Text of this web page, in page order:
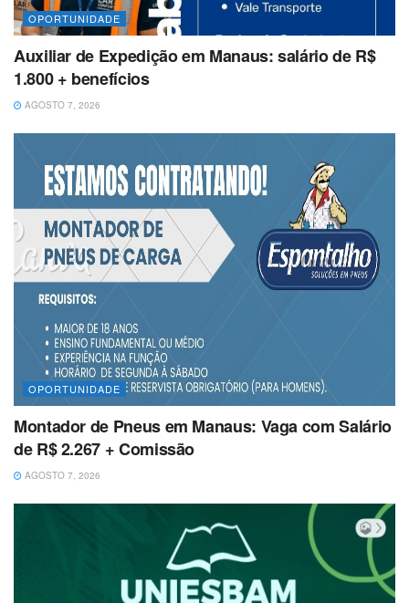
OPORTUNIDADE
Auxiliar de Expedição em Manaus: salário de R$
1.800 + benefícios
AGOSTO 7, 2026
OPORTUNIDADE
Montador de Pneus em Manaus: Vaga com Salário
de R$ 2.267 + Comissão
AGOSTO 7, 2026